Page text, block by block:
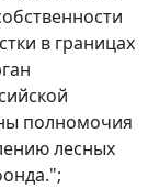
в границах
полномочия
лесных